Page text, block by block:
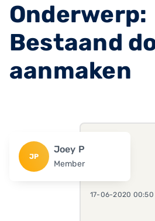
Onderwerp:
Bestaand
aanmaken
JP
Joey P
Member
17-06-2020 00:50